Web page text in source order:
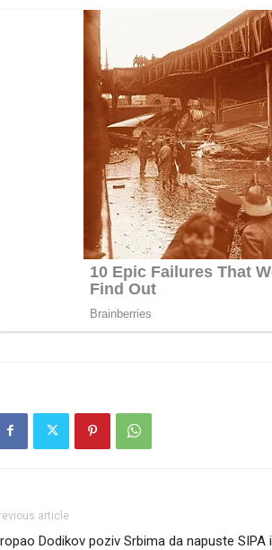
article
Dodikov poziv Srbima da napuste SIPA i